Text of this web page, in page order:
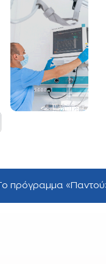
ταξιδεύει